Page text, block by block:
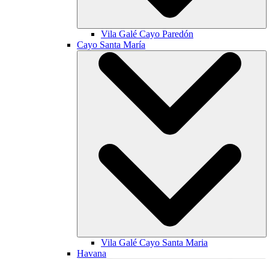
Vila Galé Cayo Paredón
Cayo Santa María
Vila Galé Cayo Santa Maria
Havana